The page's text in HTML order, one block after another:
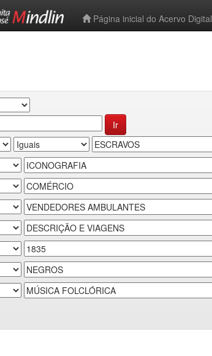
Página inicial do Acervo Digital